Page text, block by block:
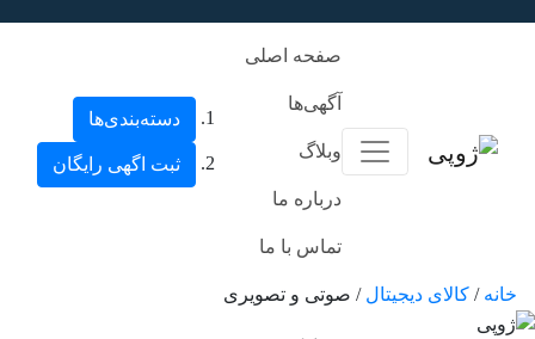
صفحه اصلی
آگهی‌ها
وبلاگ
درباره ما
تماس با ما
دسته‌بندی‌ها
ثبت اگهی رایگان
خانه / کالای دیجیتال / صوتی و تصویری